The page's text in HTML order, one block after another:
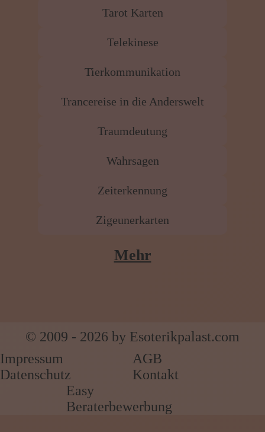
Tarot Karten
Telekinese
Tierkommunikation
Trancereise in die Anderswelt
Traumdeutung
Wahrsagen
Zeiterkennung
Zigeunerkarten
Mehr
© 2009 - 2026 by Esoterikpalast.com
Impressum
AGB
Datenschutz
Kontakt
Easy
Beraterbewerbung